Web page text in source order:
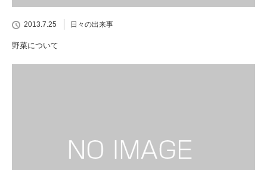
2013.7.25 日々の出来事
野菜について